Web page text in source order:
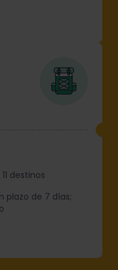
destinos
plazo de 7 días;